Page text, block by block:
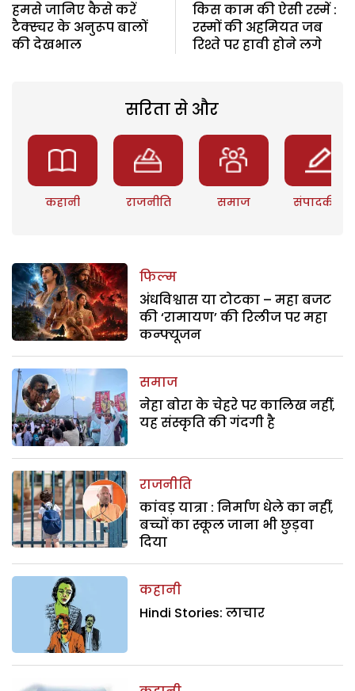
हमसे जानिए कैसे करें
टैक्स्चर के अनुरूप बालों
की देखभाल
किस काम की ऐसी रस्में :
रस्मों की अहमियत जब
रिश्ते पर हावी होने लगे
सरिता से और
कहानी राजनीति समाज संपादकीय
फिल्म
अंधविश्वास या टोटका – महा बजट
की ‘रामायण’ की रिलीज पर महा
कन्फ्यूजन
समाज
नेहा बोरा के चेहरे पर कालिख नहीं,
यह संस्कृति की गंदगी है
राजनीति
कांवड़ यात्रा : निर्माण धेले का नहीं,
बच्चों का स्कूल जाना भी छुड़वा
दिया
कहानी
Hindi Stories: लाचार